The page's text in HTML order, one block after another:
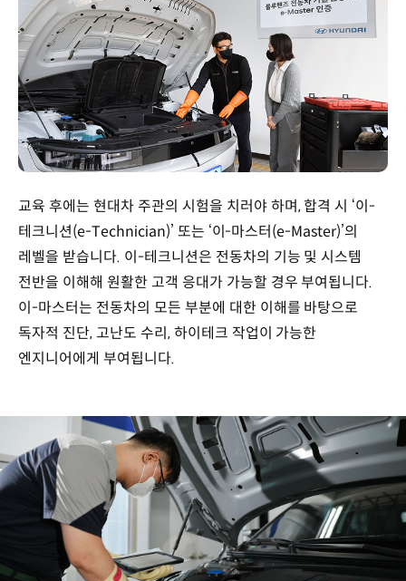
교육 후에는 현대차 주관의 시험을 치러야 하며, 합격 시 ‘이-
테크니션(e-Technician)’ 또는 ‘이-마스터(e-Master)’의
레벨을 받습니다. 이-테크니션은 전동차의 기능 및 시스템
전반을 이해해 원활한 고객 응대가 가능할 경우 부여됩니다.
이-마스터는 전동차의 모든 부분에 대한 이해를 바탕으로
독자적 진단, 고난도 수리, 하이테크 작업이 가능한
엔지니어에게 부여됩니다.